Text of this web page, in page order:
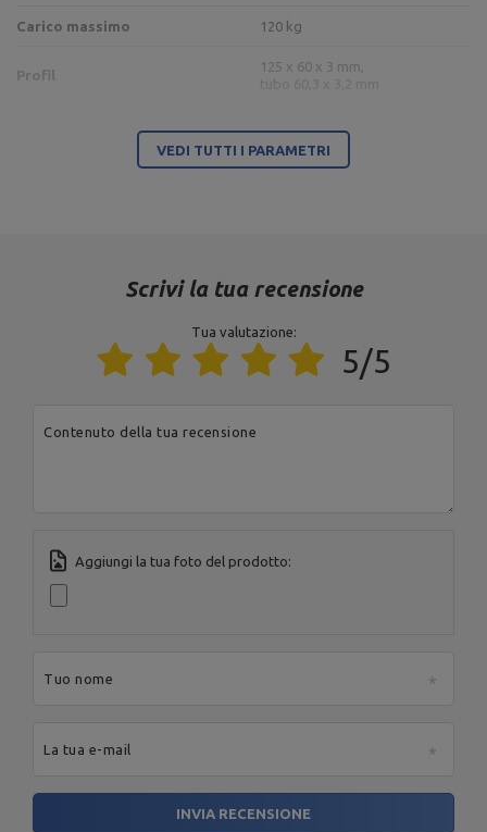
Carico massimo 120 kg
Profil
125 x 60 x 3 mm,
Rapporto di leva finanziaria 1:2
436 kg
Ente responsabile di questo prodotto nell'UE
serwis@marbosport.eu
VEDI TUTTI I PARAMETRI
Scrivi la tua recensione
Tua valutazione:
5/5
Contenuto della tua recensione
Aggiungi la tua foto del prodotto:
Tuo nome
La tua e-mail
INVIA RECENSIONE